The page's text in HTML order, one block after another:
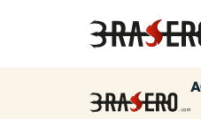
Accueil
Accueil